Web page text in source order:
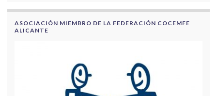
ASOCIACIÓN MIEMBRO DE LA FEDERACIÓN COCEMFE
ALICANTE